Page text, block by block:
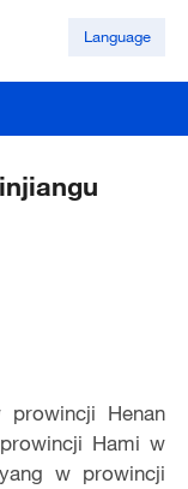
Language
Henan
Hami w
w prowincji